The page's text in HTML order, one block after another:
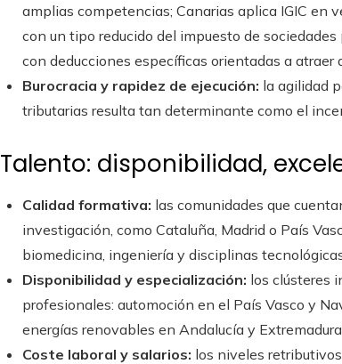
amplias competencias; Canarias aplica IGIC en
con un tipo reducido del impuesto de
con deducciones específicas orientadas a atraer
Burocracia y rapidez de ejecución: la agilidad
tributarias resulta tan determinante como el
Talento: disponibilidad,
Calidad formativa: las comunidades que
investigación, como Cataluña, Madrid o País
biomedicina, ingeniería y disciplinas
Disponibilidad y especialización: los clústeres
profesionales: automoción en el País Vasco y
energías renovables en Andalucía y Extremadura.
Coste laboral y salarios: los niveles